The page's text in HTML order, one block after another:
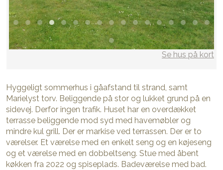
Se hus på kort
Hyggeligt sommerhus i gåafstand til strand, samt
Marielyst torv. Beliggende på stor og lukket grund på en
sidevej. Derfor ingen trafik. Huset har en overdækket
terrasse beliggende mod syd med havemøbler og
mindre kul grill. Der er markise ved terrassen. Der er to
værelser. Et værelse med en enkelt seng og en køjeseng
og et værelse med en dobbeltseng. Stue med åbent
køkken fra 2022 og spiseplads. Badeværelse med bad.